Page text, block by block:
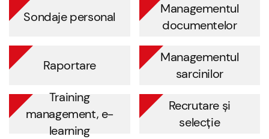
Sondaje personal
Managementul
documentelor
Raportare
Managementul
sarcinilor
Training
management, e-
learning
Recrutare și
selecție